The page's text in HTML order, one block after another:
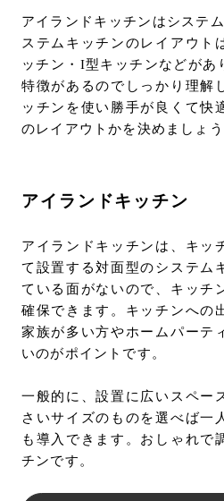
アイランドキッチンはシステ
ステムキッチンのレイアウト
ッチン・I型キッチンなどがあ
特徴があるのでしっかり理解
ッチンを使い勝手が良くて快
のレイアウトかを決めましょう
アイランドキッチン
アイランドキッチンは、キッ
て設置する対面型のシステム
ている面がないので、キッチ
確保できます。キッチンへの
家族が多い方やホームパーテ
いのがポイントです。
一般的に、設置に広いスペー
さいサイズのものを選べば一
も導入できます。おしゃれで
チンです。